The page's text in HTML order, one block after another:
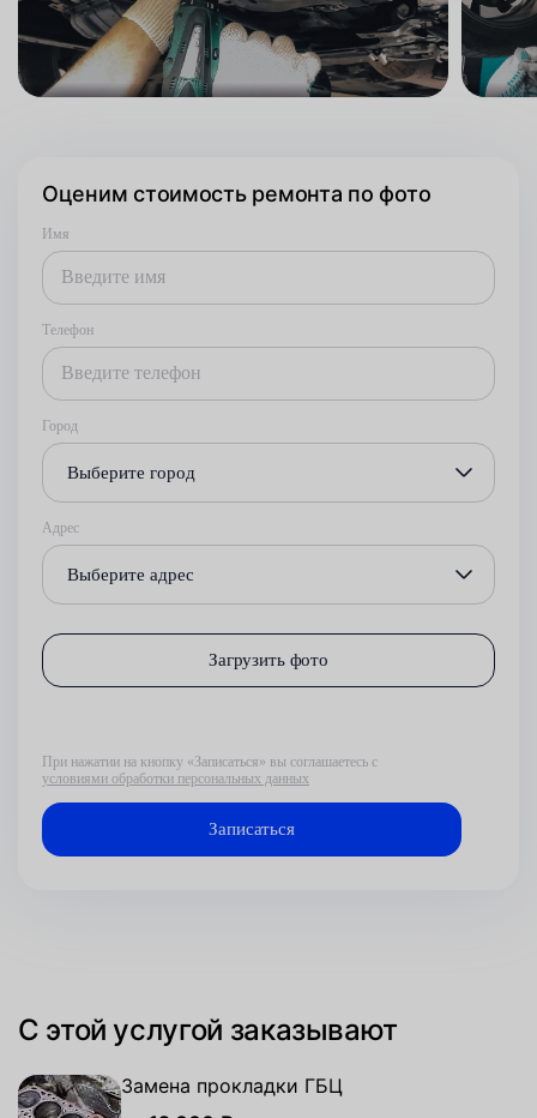
Оценим стоимость ремонта по фото
Имя
Телефон
Город
Выберите город
Адрес
Выберите адрес
Загрузить фото
При нажатии на кнопку «Записаться» вы соглашаетесь с
условиями обработки персональных данных
С этой услугой заказывают
Замена прокладки ГБЦ